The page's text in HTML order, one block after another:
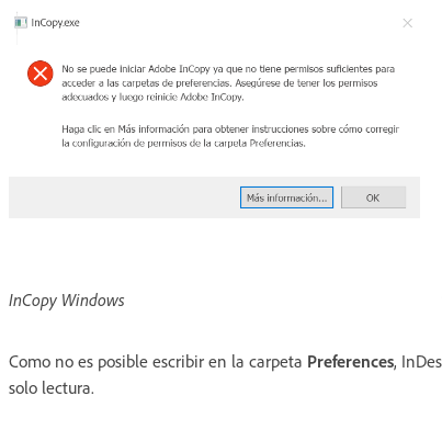
InCopy Windows
Como no es posible escribir en la carpeta Preferences,
solo lectura.